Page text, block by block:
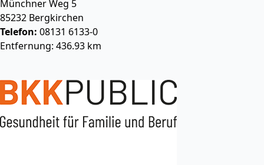
Münchner Weg 5
85232 Bergkirchen
Telefon: 08131 6133-0
Entfernung: 436.93 km